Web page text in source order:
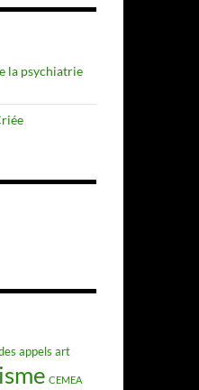
la psychiatrie
appels art
CEMEA